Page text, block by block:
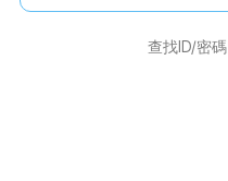
查找ID/密碼